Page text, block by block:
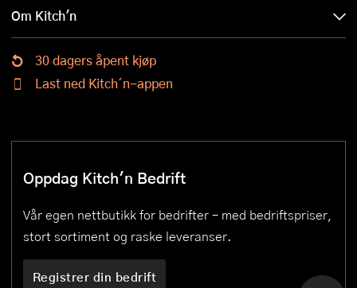
Om Kitch'n
30 dagers åpent kjøp
Last ned Kitch´n-appen
Oppdag Kitch'n Bedrift
Vår egen nettbutikk for bedrifter – med bedriftspriser,
stort sortiment og raske leveranser.
Registrer din bedrift